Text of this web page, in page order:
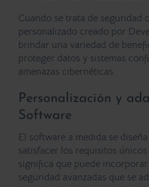
Cuando se trata de seguridad
personalizado creado por
brindar una variedad de
proteger datos y sistemas
amenazas cibernéticas.
Personalización y
Software
El software a medida se
satisfacer los requisitos
significa que puede
seguridad avanzadas que se